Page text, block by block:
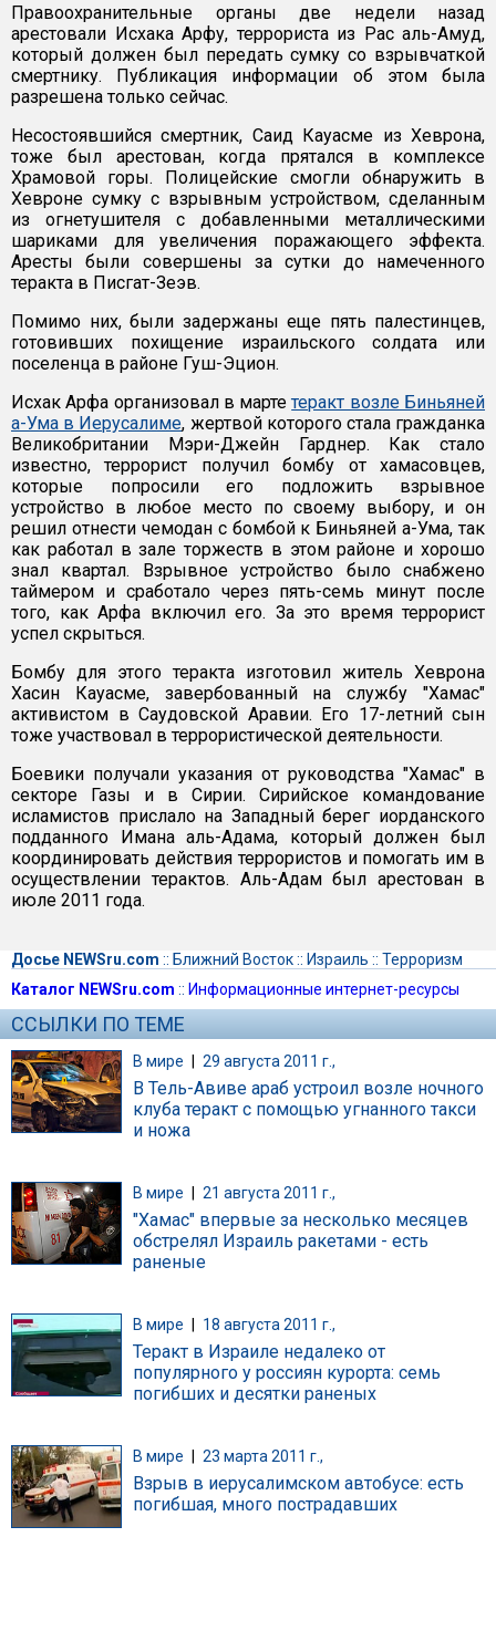
Правоохранительные органы две недели назад
арестовали Исхака Арфу, террориста из Рас аль-Амуд,
который должен был передать сумку со взрывчаткой
смертнику. Публикация информации об этом была
разрешена только сейчас.
Несостоявшийся смертник, Саид Кауасме из Хеврона,
тоже был арестован, когда прятался в комплексе
Храмовой горы. Полицейские смогли обнаружить в
Хевроне сумку с взрывным устройством, сделанным
из огнетушителя с добавленными металлическими
шариками для увеличения поражающего эффекта.
Аресты были совершены за сутки до намеченного
теракта в Писгат-Зеэв.
Помимо них, были задержаны еще пять палестинцев,
готовивших похищение израильского солдата или
поселенца в районе Гуш-Эцион.
Исхак Арфа организовал в мартетеракт возле Биньяней
а-Ума в Иерусалиме, жертвой которого стала гражданка
Великобритании Мэри-Джейн Гарднер. Как стало
известно, террорист получил бомбу от хамасовцев,
которые попросили его подложить взрывное
устройство в любое место по своему выбору, и он
решил отнести чемодан с бомбой к Биньяней а-Ума, так
как работал в зале торжеств в этом районе и хорошо
знал квартал. Взрывное устройство было снабжено
таймером и сработало через пять-семь минут после
того, как Арфа включил его. За это время террорист
успел скрыться.
Бомбу для этого теракта изготовил житель Хеврона
Хасин Кауасме, завербованный на службу "Хамас"
активистом в Саудовской Аравии. Его 17-летний сын
тоже участвовал в террористической деятельности.
Боевики получали указания от руководства "Хамас" в
секторе Газы и в Сирии. Сирийское командование
исламистов прислало на Западный берег иорданского
подданного Имана аль-Адама, который должен был
координировать действия террористов и помогать им в
осуществлении терактов. Аль-Адам был арестован в
июле 2011 года.
Досье NEWSru.com :: Ближний Восток:: Израиль :: Терроризм
Каталог NEWSru.com :: Информационные интернет-ресурсы
ССЫЛКИ ПО ТЕМЕ
В мире | 29 августа 2011 г.,
В Тель-Авиве араб устроил возле ночного
клуба теракт с помощью угнанного такси
и ножа
В мире 21 августа 2011 г.,
"Хамас" впервые за несколько месяцев
обстрелял Израиль ракетами - есть
раненые
В мире 18 августа 2011 г.,
Теракт в Израиле недалеко от
популярного у россиян курорта: семь
погибших и десятки раненых
В мире 23 марта 2011 г.,
Взрыв в иерусалимском автобусе: есть
погибшая, много пострадавших